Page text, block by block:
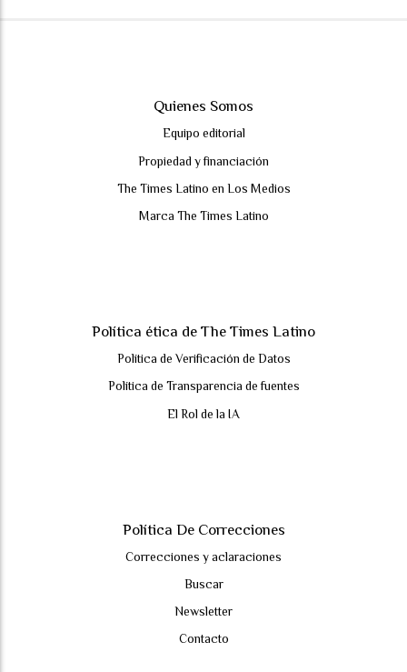
Quienes Somos
Equipo editorial
Propiedad y financiación
The Times Latino en Los Medios
Marca The Times Latino
Política ética de The Times Latino
Política de Verificación de Datos
Política de Transparencia de fuentes
El Rol de la IA
Política De Correcciones
Correcciones y aclaraciones
Buscar
Newsletter
Contacto